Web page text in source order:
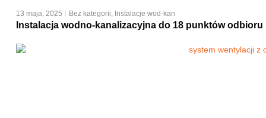
13 maja, 2025 Bez kategorii Instalacje wod-kan
Instalacja wodno-kanalizacyjna do 18 punktów odbioru